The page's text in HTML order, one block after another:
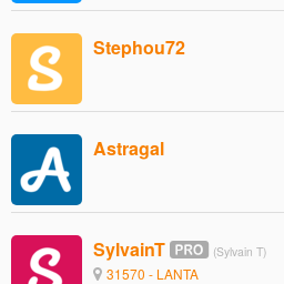
Stephou72
Astragal
SylvainT (Sylvain T)
31570 - LANTA